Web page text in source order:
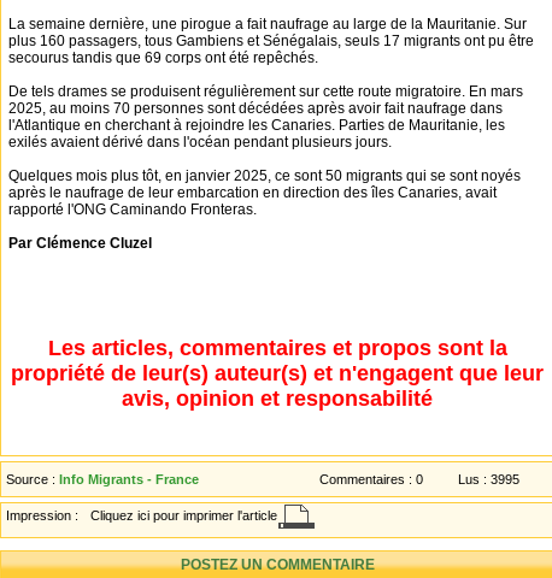
La semaine dernière, une pirogue a fait naufrage au large de la Mauritanie. Sur
plus 160 passagers, tous Gambiens et Sénégalais, seuls 17 migrants ont pu être
secourus tandis que 69 corps ont été repêchés.
De tels drames se produisent régulièrement sur cette route migratoire. En mars
2025, au moins 70 personnes sont décédées après avoir fait naufrage dans
l'Atlantique en cherchant à rejoindre les Canaries. Parties de Mauritanie, les
exilés avaient dérivé dans l'océan pendant plusieurs jours.
Quelques mois plus tôt, en janvier 2025, ce sont 50 migrants qui se sont noyés
après le naufrage de leur embarcation en direction des îles Canaries, avait
rapporté l'ONG Caminando Fronteras.
Par Clémence Cluzel
Les articles, commentaires et propos sont la
propriété de leur(s) auteur(s) et n'engagent que leur
avis, opinion et responsabilité
Source : Info Migrants - France Commentaires : 0 Lus : 3995
Impression : Cliquez ici pour imprimer l'article
POSTEZ UN COMMENTAIRE